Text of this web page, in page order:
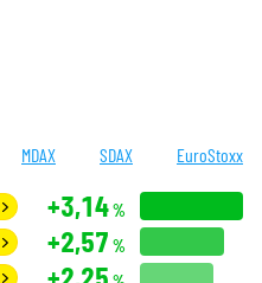
MDAX SDAX EuroStoxx
+3,14%
+2,57 %